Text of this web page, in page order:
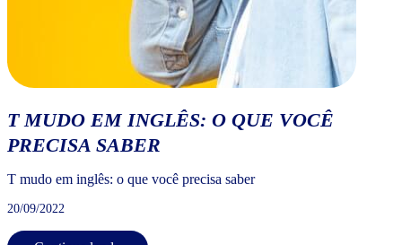
T MUDO EM INGLÊS: O QUE VOCÊ
PRECISA SABER
T mudo em inglês: o que você precisa saber
20/09/2022